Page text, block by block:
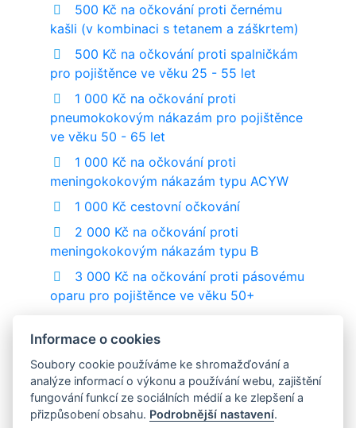
500 Kč na očkování proti černému
kašli (v kombinaci s tetanem a záškrtem)
500 Kč na očkování proti spalničkám
pro pojištěnce ve věku 25 - 55 let
1 000 Kč na očkování proti
pneumokokovým nákazám pro pojištěnce
ve věku 50 - 65 let
1 000 Kč na očkování proti
meningokokovým nákazám typu ACYW
1 000 Kč cestovní očkování
2 000 Kč na očkování proti
meningokokovým nákazám typu B
3 000 Kč na očkování proti pásovému
oparu pro pojištěnce ve věku 50+
1 500 Kč na očkování proti HPV
Informace o cookies
Soubory cookie používáme ke shromažďování a
analýze informací o výkonu a používání webu, zajištění
fungování funkcí ze sociálních médií a ke zlepšení a
přizpůsobení obsahu. Podrobnější nastavení.